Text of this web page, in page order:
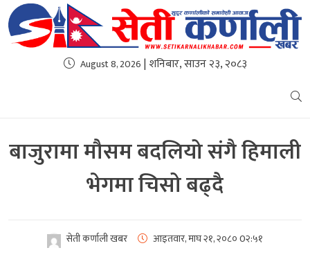
August 8, 2026 | शनिबार, साउन २३, २०८३
बाजुरामा मौसम बदलियो संगै हिमाली
भेगमा चिसो बढ्दै
सेती कर्णाली खबर आइतवार, माघ २१, २०८०0२:५१